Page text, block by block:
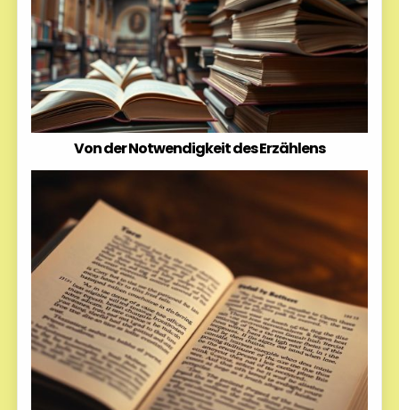
Von der Notwendigkeit des Erzählens